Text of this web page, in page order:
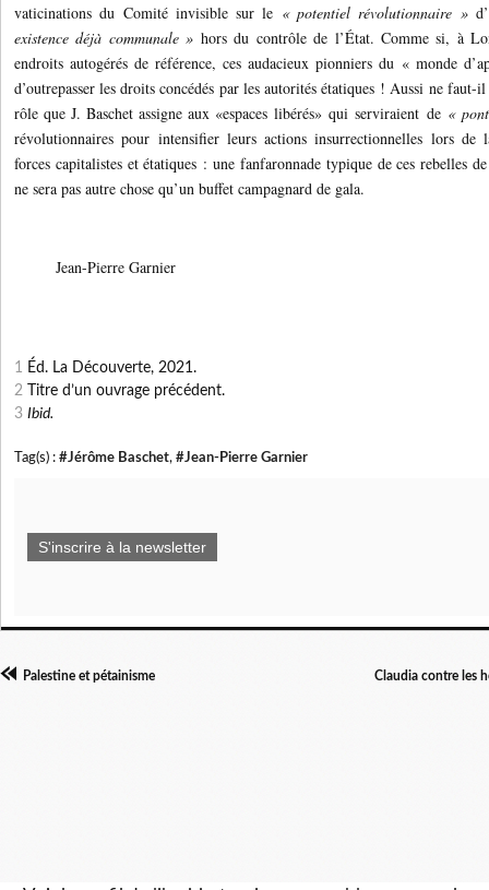
vaticinations du Comité invisible sur le « potentiel révolutionnaire »
existence déjà communale » hors du contrôle de l’État. Comme si, à
endroits autogérés de référence, ces audacieux pionniers du « monde
d’outrepasser les droits concédés par les autorités étatiques ! Aussi ne faut-
rôle que J. Baschet assigne aux «espaces libérés» qui serviraient de «
révolutionnaires pour intensifier leurs actions insurrectionnelles lors de
forces capitalistes et étatiques : une fanfaronnade typique de ces rebelles
ne sera pas autre chose qu’un buffet campagnard de gala.
Jean-Pierre Garnier
1 Éd. La Découverte, 2021.
2 Titre d’un ouvrage précédent.
3 Ibid.
Tag(s) : #Jérôme Baschet, #Jean-Pierre Garnier
S'inscrire à la newsletter
Palestine et pétainisme Claudia contre les